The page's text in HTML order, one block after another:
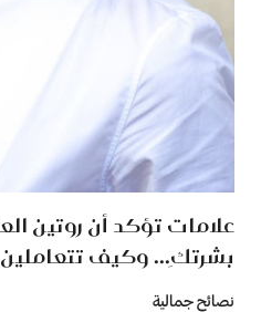
علامات تؤكد أن روتين
بشرتكِ... وكيف
نصائح جمالية